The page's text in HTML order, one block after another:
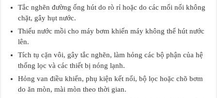
Tắc nghẽn đường ống hút do rò rỉ hoặc do các mối nối không
chặt, gây hụt nước.
Thiếu nước mồi cho máy bơm khiến máy không thể hút nước
lên.
Tích tụ cặn vôi, gây tắc nghẽn, làm hỏng các bộ phận của hệ
thống lọc và các thiết bị nóng lạnh.
Hỏng van điều khiển, phụ kiện kết nối, bộ lọc hoặc chõ bơm
do ăn mòn, mài mòn theo thời gian.